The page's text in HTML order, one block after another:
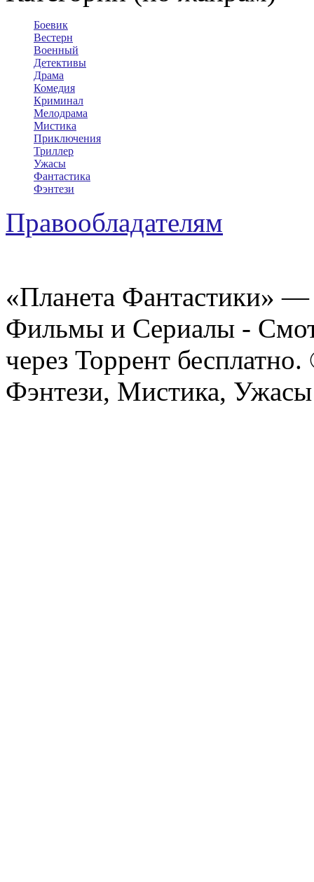
Боевик
Вестерн
Военный
Детективы
Драма
Комедия
Криминал
Мелодрама
Мистика
Приключения
Триллер
Ужасы
Фантастика
Фэнтези
Правообладателям
«Планета Фантастики»
Фильмы и Сериалы -
через Торрент
Фэнтези, Мистика,